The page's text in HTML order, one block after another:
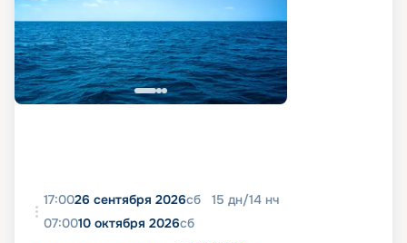
17:0026 сентября 2026сб 15 дн/14 нч
07:0010 октября 2026сб